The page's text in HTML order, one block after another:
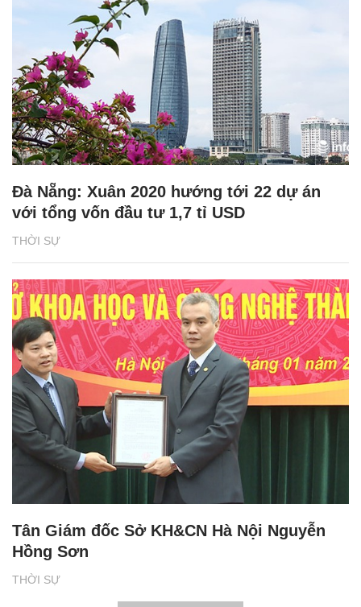
THỜI SỰ
Đà Nẵng: Xuân 2020 hướng tới 22 dự án
với tổng vốn đầu tư 1,7 tỉ USD
THỜI SỰ
Tân Giám đốc Sở KH&CN Hà Nội Nguyễn
Hồng Sơn